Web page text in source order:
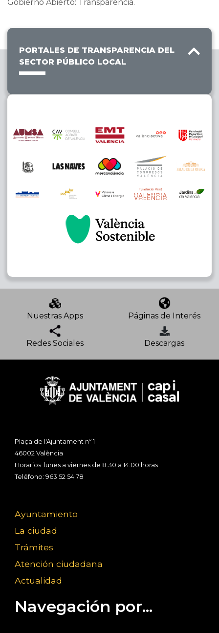
Gobierno Abierto: Transparencia.
PORTALES DE TRANSPARENCIA DEL
SECTOR PÚBLICO LOCAL
Nuestras Apps Páginas de Interés
Redes Sociales Descargas
Plaça de l'Ajuntament nº 1
46002 València
Horarios: lunes a viernes de 8:30 a 14:00 horas
Teléfono: 963 52 54 78
Ayuntamiento
La ciudad
Trámites
Atención ciudadana
Actualidad
Navegación por...